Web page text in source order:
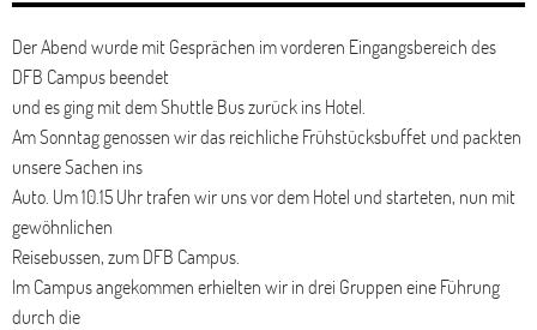
Der Abend wurde mit Gesprächen im vorderen Eingangsbereich des
DFB Campus beendet
und es ging mit dem Shuttle Bus zurück ins Hotel.
Am Sonntag genossen wir das reichliche Frühstücksbuffet und packten
unsere Sachen ins
Auto. Um 10.15 Uhr trafen wir uns vor dem Hotel und starteten, nun mit
gewöhnlichen
Reisebussen, zum DFB Campus.
Im Campus angekommen erhielten wir in drei Gruppen eine Führung
durch die